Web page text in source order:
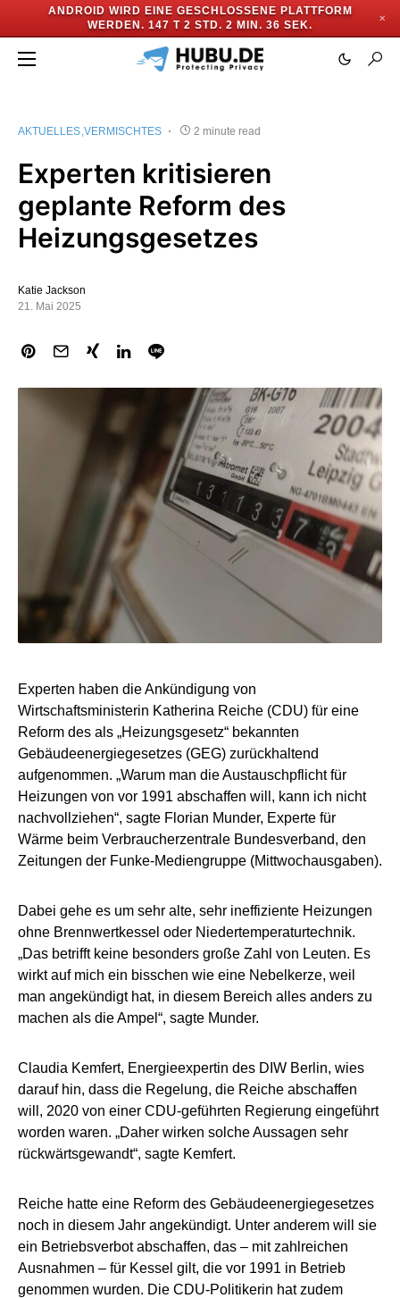
ANDROID WIRD EINE GESCHLOSSENE PLATTFORM
WERDEN. 147 T 2 STD. 2 MIN. 35 SEK.
✕
AKTUELLES VERMISCHTES 2 minute read
Experten kritisieren
geplante Reform des
Heizungsgesetzes
Katie Jackson
21. Mai 2025
Experten haben die Ankündigung von
Wirtschaftsministerin Katherina Reiche (CDU) für eine
Reform des als „Heizungsgesetz“ bekannten
Gebäudeenergiegesetzes (GEG) zurückhaltend
aufgenommen. „Warum man die Austauschpflicht für
Heizungen von vor 1991 abschaffen will, kann ich nicht
nachvollziehen“, sagte Florian Munder, Experte für
Wärme beim Verbraucherzentrale Bundesverband, den
Zeitungen der Funke-Mediengruppe (Mittwochausgaben).
Dabei gehe es um sehr alte, sehr ineffiziente Heizungen
ohne Brennwertkessel oder Niedertemperaturtechnik.
„Das betrifft keine besonders große Zahl von Leuten. Es
wirkt auf mich ein bisschen wie eine Nebelkerze, weil
man angekündigt hat, in diesem Bereich alles anders zu
machen als die Ampel“, sagte Munder.
Claudia Kemfert, Energieexpertin des DIW Berlin, wies
darauf hin, dass die Regelung, die Reiche abschaffen
will, 2020 von einer CDU-geführten Regierung eingeführt
worden waren. „Daher wirken solche Aussagen sehr
rückwärtsgewandt“, sagte Kemfert.
Reiche hatte eine Reform des Gebäudeenergiegesetzes
noch in diesem Jahr angekündigt. Unter anderem will sie
ein Betriebsverbot abschaffen, das – mit zahlreichen
Ausnahmen – für Kessel gilt, die vor 1991 in Betrieb
genommen wurden. Die CDU-Politikerin hat zudem